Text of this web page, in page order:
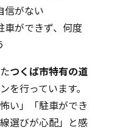
信がない
車ができず、何度
つくば市特有の道
を行っています。
い」「駐車ができ
選びが心配」と感